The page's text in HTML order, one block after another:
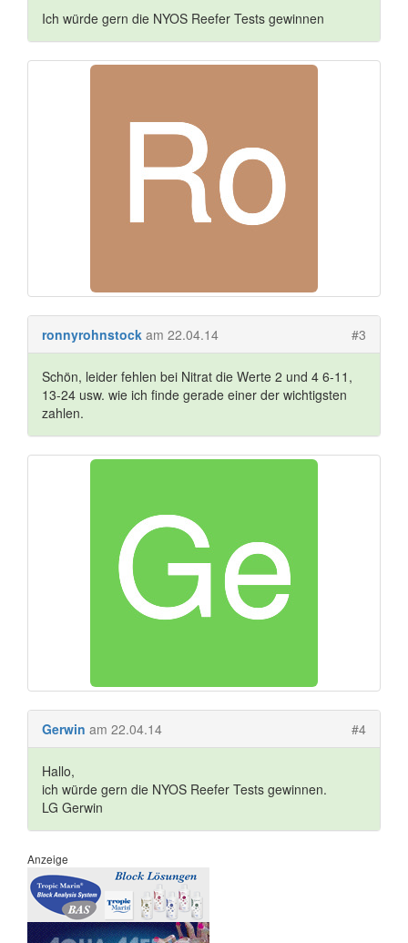
Ich würde gern die NYOS Reefer Tests gewinnen
ronnyrohnstock am 22.04.14 #3
Schön, leider fehlen bei Nitrat die Werte 2 und 4 6-11,
13-24 usw. wie ich finde gerade einer der wichtigsten
zahlen.
Gerwin am 22.04.14 #4
Hallo,
ich würde gern die NYOS Reefer Tests gewinnen.
LG Gerwin
Anzeige